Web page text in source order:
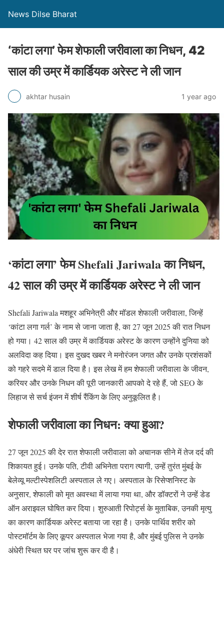
News Dilse Bharat
‘कांटा लगा’ फेम शेफाली जरीवाला का निधन, 42
साल की उम्र में कार्डियक अरेस्ट ने ली जान
akhtar husain 1 year ago
‘कांटा लगा’ फेम Shefali Jariwala का निधन,
42 साल की उम्र में कार्डियक अरेस्ट ने ली जान
Shefali Jariwala मशहूर अभिनेत्री और मॉडल शेफाली जरीवाला, जिन्हें
‘कांटा लगा गर्ल’ के नाम से जाना जाता है, का 27 जून 2025 की रात निधन
हो गया। 42 साल की उम्र में कार्डियक अरेस्ट के कारण उन्होंने दुनिया को
अलविदा कह दिया। इस दुखद खबर ने मनोरंजन जगत और उनके प्रशंसकों
को गहरे सदमे में डाल दिया है। इस लेख में हम शेफाली जरीवाला के जीवन,
करियर और उनके निधन की पूरी जानकारी आपको दे रहे हैं, जो SEO के
लिहाज से सर्च इंजन में शीर्ष रैंकिंग के लिए अनुकूलित है।
शेफाली जरीवाला का निधन: क्या हुआ?
27 जून 2025 की देर रात शेफाली जरीवाला को अचानक सीने में तेज दर्द की
शिकायत हुई। उनके पति, टीवी अभिनेता पराग त्यागी, उन्हें तुरंत मुंबई के
बेलेव्यू मल्टीस्पेशलिटी अस्पताल ले गए। अस्पताल के रिसेप्शनिस्ट के
अनुसार, शेफाली को मृत अवस्था में लाया गया था, और डॉक्टरों ने उन्हें डेड
ऑन अराइवल घोषित कर दिया। शुरुआती रिपोर्ट्स के मुताबिक, उनकी मृत्यु
का कारण कार्डियक अरेस्ट बताया जा रहा है। उनके पार्थिव शरीर को
पोस्टमॉर्टम के लिए कूपर अस्पताल भेजा गया है, और मुंबई पुलिस ने उनके
अंधेरी स्थित घर पर जांच शुरू कर दी है।